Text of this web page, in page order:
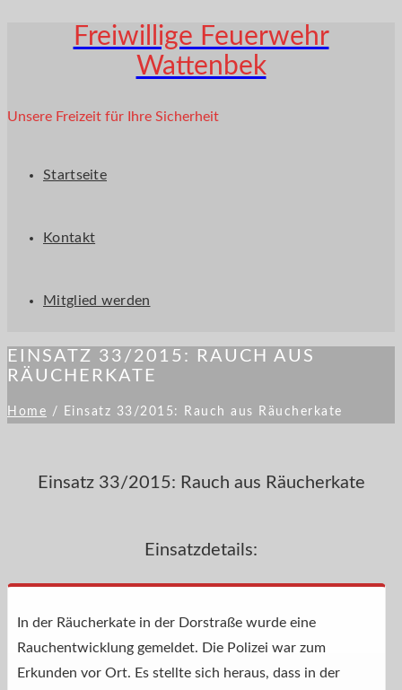
Freiwillige Feuerwehr
Wattenbek
Unsere Freizeit für Ihre Sicherheit
Startseite
Kontakt
Mitglied werden
EINSATZ 33/2015: RAUCH AUS
RÄUCHERKATE
Home / Einsatz 33/2015: Rauch aus Räucherkate
Einsatz 33/2015: Rauch aus Räucherkate
Einsatzdetails:
In der Räucherkate in der Dorstraße wurde eine
Rauchentwicklung gemeldet. Die Polizei war zum
Erkunden vor Ort. Es stellte sich heraus, dass in der